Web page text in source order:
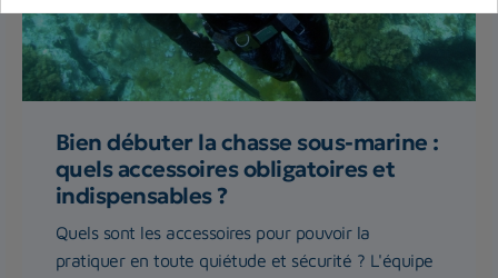
Bien débuter la chasse sous-marine :
quels accessoires obligatoires et
indispensables ?
Quels sont les accessoires pour pouvoir la
pratiquer en toute quiétude et sécurité ? L'équipe